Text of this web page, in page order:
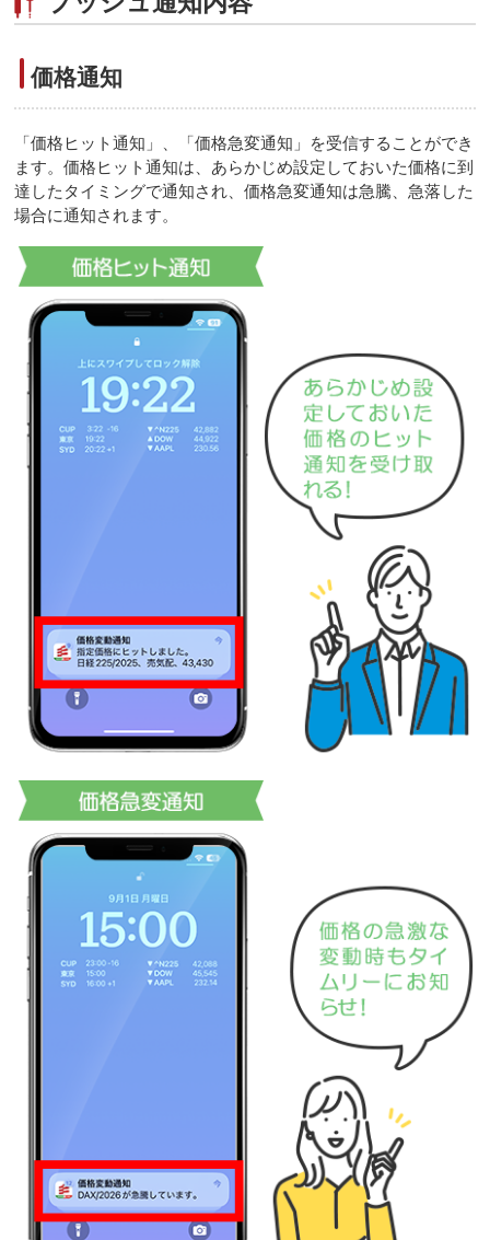
価格通知
「価格ヒット通知」、「価格急変通知」を受信することができ
ます。価格ヒット通知は、あらかじめ設定しておいた価格に到
達したタイミングで通知され、価格急変通知は急騰、急落した
場合に通知されます。